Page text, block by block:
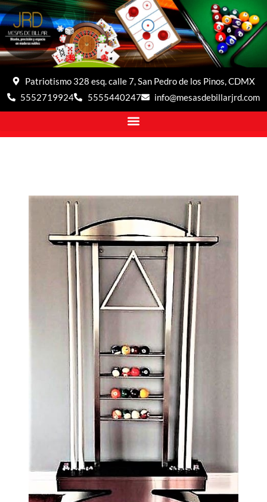
Patriotismo 328 esq. calle 7, San Pedro de los Pinos, CDMX
5552719924
5555440247 info@mesasdebillarjrd.com